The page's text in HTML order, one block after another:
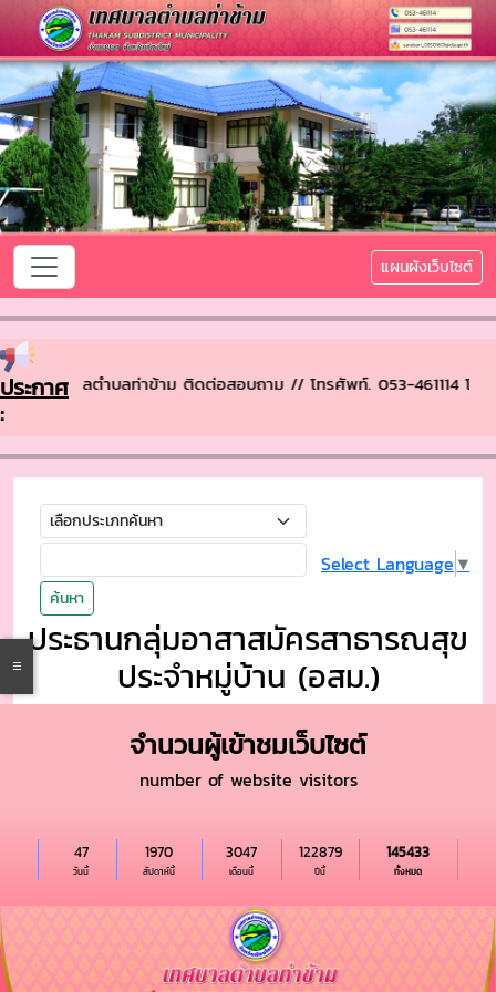
แผนผังเว็บไซต์
ประกาศ
:
สู่ เทศบาลตำบลท่าข้าม ติดต่อสอบถาม // โทรศัพท์. 053-461114 โทร
ค้นหา
Select Language ▼
ประธานกลุ่มอาสาสมัครสาธารณสุข
ประจำหมู่บ้าน (อสม.)
จำนวนผู้เข้าชมเว็บไซต์
number of website visitors
วันนี้
47
สัปดาห์นี้
1970
เดือนนี้
3047
ปีนี้
122879
ทั้งหมด
145433